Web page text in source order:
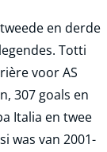
en derde
Totti
voor AS
307 goals en
Italia en twee
was van 2001-